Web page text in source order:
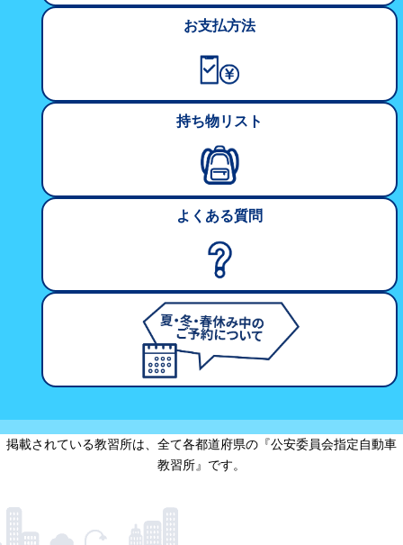
お支払方法
持ち物リスト
よくある質問
掲載されている教習所は、全て各都道府県の『公安委員会指定自動車
教習所』です。